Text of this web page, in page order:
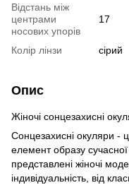
Відстань між
центрами
носових упорів
17
Колір лінзи сірий
Опис
Жіночі сонцезахисні
Сонцезахисні окуляри -
елемент образу
представлені жіночі
індивідуальність, від